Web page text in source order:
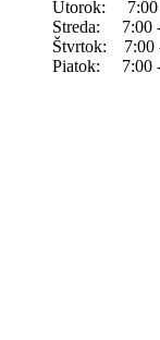
Utorok: 7:00
Streda: 7:00
Štvrtok: 7:00
Piatok: 7:00